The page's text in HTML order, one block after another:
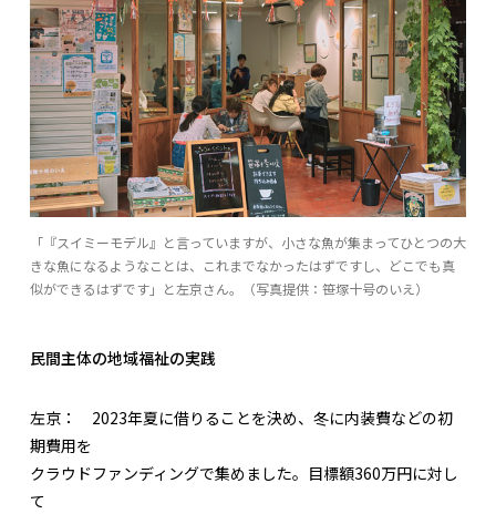
「『スイミーモデル』と言っていますが、小さな魚が集まってひとつの大
きな魚になるようなことは、これまでなかったはずですし、どこでも真
似ができるはずです」と左京さん。（写真提供：笹塚十号のいえ）
民間主体の地域福祉の実践
左京： 2023年夏に借りることを決め、冬に内装費などの初
期費用を
クラウドファンディングで集めました。目標額360万円に対し
て